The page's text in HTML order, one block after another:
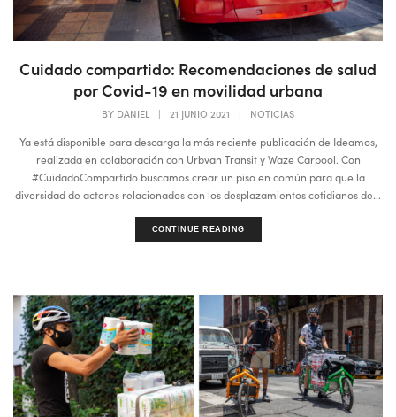
Cuidado compartido: Recomendaciones de salud
por Covid-19 en movilidad urbana
BY DANIEL | 21 JUNIO 2021 | NOTICIAS
Ya está disponible para descarga la más reciente publicación de Ideamos,
realizada en colaboración con Urbvan Transit y Waze Carpool. Con
#CuidadoCompartido buscamos crear un piso en común para que la
diversidad de actores relacionados con los desplazamientos cotidianos de...
CONTINUE READING